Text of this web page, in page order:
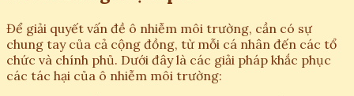
Để giải quyết vấn đề ô nhiễm môi trường, cần có sự
chung tay của cả cộng đồng, từ mỗi cá nhân đến các tổ
chức và chính phủ. Dưới đây là các giải pháp khắc phục
các tác hại của ô nhiễm môi trường: